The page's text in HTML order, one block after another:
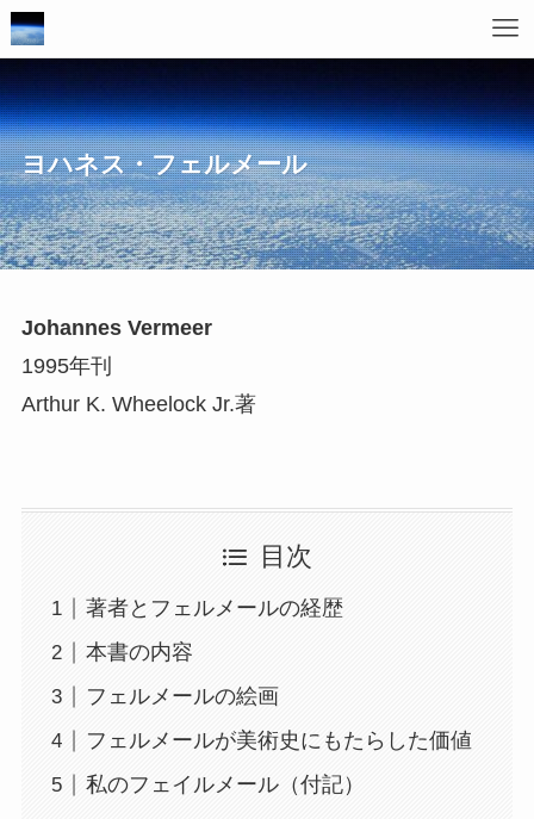
ヨハネス・フェルメール
Johannes Vermeer
1995年刊
Arthur K. Wheelock Jr.著
目次
著者とフェルメールの経歴
本書の内容
フェルメールの絵画
フェルメールが美術史にもたらした価値
私のフェイルメール（付記）